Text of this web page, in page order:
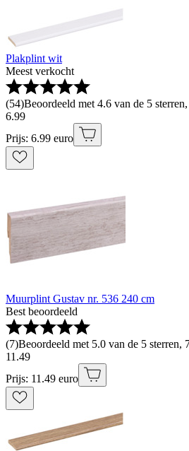
Plakplint wit
Meest verkocht
(54)Beoordeeld met 4.6 van de 5
6.99
Prijs: 6.99 euro
Muurplint Gustav nr. 536 240 cm
Best beoordeeld
(7)Beoordeeld met 5.0 van de 5 sterren,
11 .49
Prijs: 11.49 euro